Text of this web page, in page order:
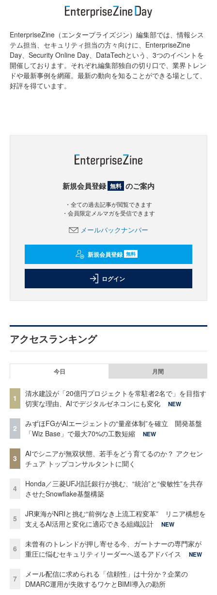
EnterpriseZine（エンタープライズジン）編集部では、情報シス
テム担当、セキュリティ担当の方々向けに、EnterpriseZine
Day、Security Online Day、DataTechという、3つのイベントを
開催しております。それぞれ編集部独自の切り口で、業界トレン
ドや最新事例を網羅。最新の動向を知ることができる場として、
好評を得ています。
新規会員登録 無料 のご案内
・全ての過去記事が閲覧できます
・会員限定メルマガを受信できます
メールバックナンバー
新規会員登録 無料
ログイン
アクセスランキング
今日 月間
1
清水建設が「20億円プロジェクトを常駐者2名で」を目指す
切実な理由、AIでデジタルゼネコンにも変化
NEW
2
みずほFGがAIエージェントの“量産体制”を確立 開発基盤
「Wiz Base」で最大70%の工数短縮
NEW
3
AIでシニアが無双状態、若手をどう育てるのか？ アクセン
チュア トップコンサルタントに聞く
4
Honda／三菱UFJ信託銀行が挑む、“統治”と“俊敏性”を共存
させたSnowflake基盤構築
5
JR東海がNRIと挑む“前例なき上流工程変革” リニア構想を
支えるAI活用と変化に適応できる組織設計
NEW
6
未曾有のトレンドが押し寄せる今、ガートナーの専門家が
重圧に悩むセキュリティリーダーへ送るアドバイス
NEW
7
メール配信に求められる「信頼性」は十分か？企業の
DMARC運用が失敗するワケとBIMI導入の勘所